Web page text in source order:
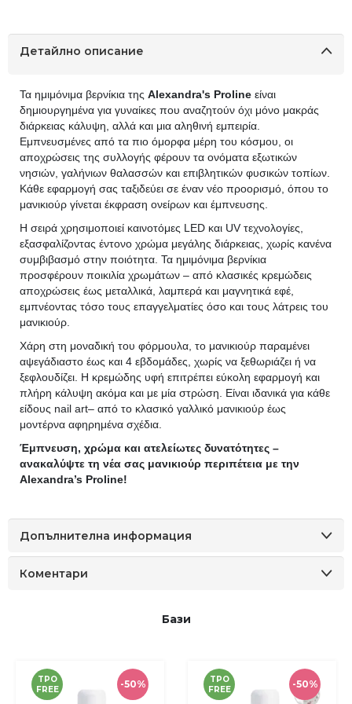
Детайлно описание
Τα ημιμόνιμα βερνίκια της Alexandra's Proline είναι
δημιουργημένα για γυναίκες που αναζητούν όχι μόνο μακράς
διάρκειας κάλυψη, αλλά και μια αληθινή εμπειρία.
Εμπνευσμένες από τα πιο όμορφα μέρη του κόσμου, οι
αποχρώσεις της συλλογής φέρουν τα ονόματα εξωτικών
νησιών, γαλήνιων θαλασσών και επιβλητικών φυσικών τοπίων.
Κάθε εφαρμογή σας ταξιδεύει σε έναν νέο προορισμό, όπου το
μανικιούρ γίνεται έκφραση ονείρων και έμπνευσης.
Η σειρά χρησιμοποιεί καινοτόμες LED και UV τεχνολογίες,
εξασφαλίζοντας έντονο χρώμα μεγάλης διάρκειας, χωρίς κανένα
συμβιβασμό στην ποιότητα. Τα ημιμόνιμα βερνίκια
προσφέρουν ποικιλία χρωμάτων – από κλασικές κρεμώδεις
αποχρώσεις έως μεταλλικά, λαμπερά και μαγνητικά εφέ,
εμπνέοντας τόσο τους επαγγελματίες όσο και τους λάτρεις του
μανικιούρ.
Χάρη στη μοναδική του φόρμουλα, το μανικιούρ παραμένει
αψεγάδιαστο έως και 4 εβδομάδες, χωρίς να ξεθωριάζει ή να
ξεφλουδίζει. Η κρεμώδης υφή επιτρέπει εύκολη εφαρμογή και
πλήρη κάλυψη ακόμα και με μία στρώση. Είναι ιδανικά για κάθε
είδους nail art– από το κλασικό γαλλικό μανικιούρ έως
μοντέρνα αφηρημένα σχέδια.
Έμπνευση, χρώμα και ατελείωτες δυνατότητες –
ανακαλύψτε τη νέα σας μανικιούρ περιπέτεια με την
Alexandra’s Proline!
Допълнителна информация
Коментари
Бази
-50%
TPO
FREE
-50%
TPO
FREE